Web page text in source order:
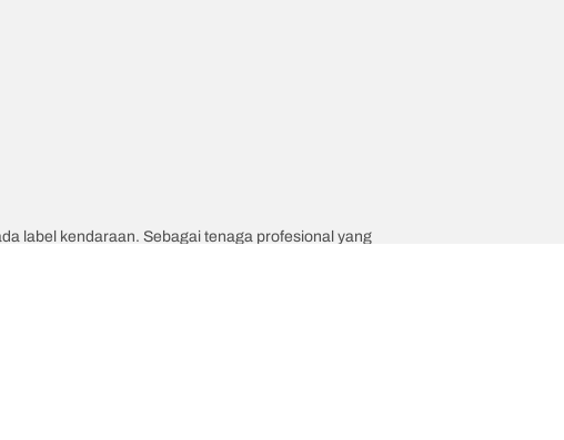
label kendaraan. Sebagai tenaga profesional yang